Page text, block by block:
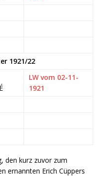
1921/22
LW vom 02-11-
1921
den kurz zuvor zum
ernannten Erich Cüppers